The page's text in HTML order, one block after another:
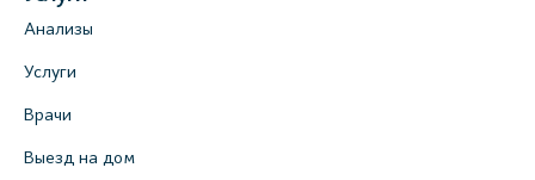
Анализы
Услуги
Врачи
Выезд на дом